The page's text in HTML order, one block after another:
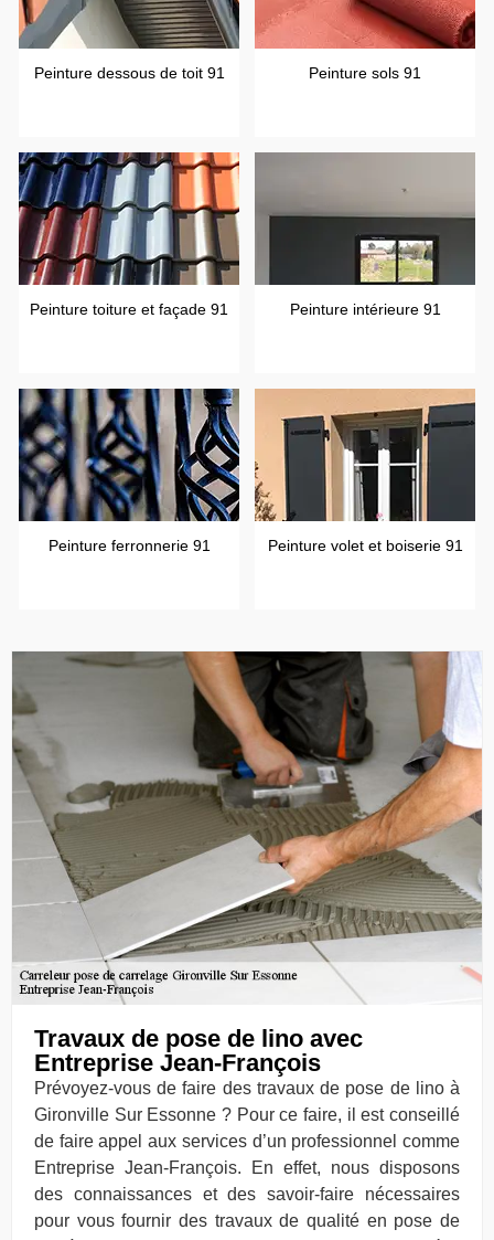
Peinture dessous de toit 91 Peinture sols 91
Peinture toiture et façade 91 Peinture intérieure 91
Peinture ferronnerie 91 Peinture volet et boiserie 91
Travaux de pose de lino avec
Entreprise Jean-François
Prévoyez-vous de faire des travaux de pose de lino à
Gironville Sur Essonne ? Pour ce faire, il est conseillé
de faire appel aux services d’un professionnel comme
Entreprise Jean-François. En effet, nous disposons
des connaissances et des savoir-faire nécessaires
pour vous fournir des travaux de qualité en pose de